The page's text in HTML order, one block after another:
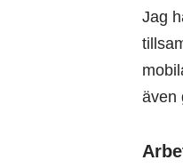
Jag
även